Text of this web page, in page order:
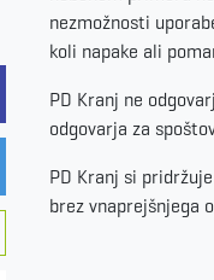
nezmožnosti
koli napake ali
PD Kranj ne
odgovarja za
PD Kranj si
brez vnaprejšnjega